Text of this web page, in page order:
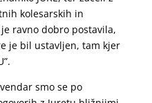
kolesarskih in
ravno dobro postavila,
je bil ustavljen, tam kjer
smo se po